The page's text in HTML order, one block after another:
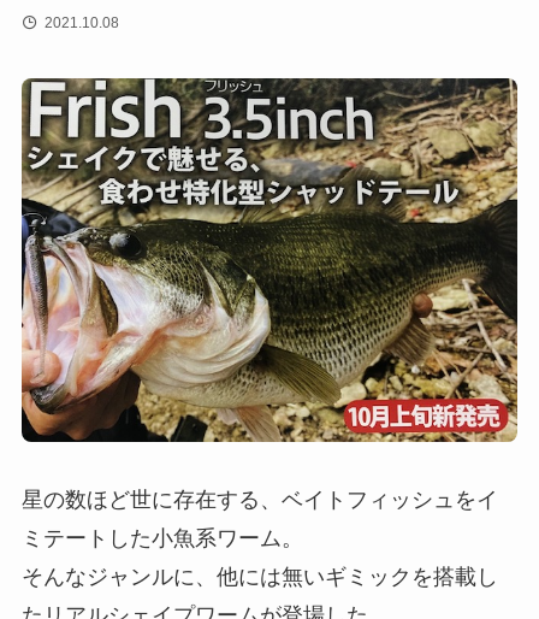
2021.10.08
星の数ほど世に存在する、ベイトフィッシュをイ
ミテートした小魚系ワーム。
そんなジャンルに、他には無いギミックを搭載し